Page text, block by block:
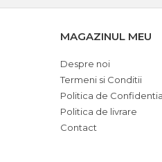
MAGAZINUL MEU
Despre noi
Termeni si Conditii
Politica de
Politica de livrare
Contact